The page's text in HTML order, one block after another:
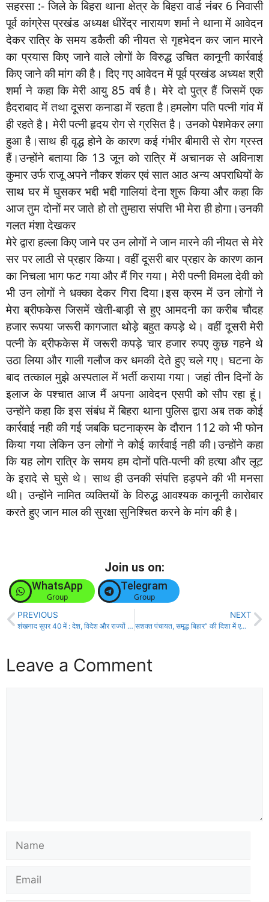
सहरसा :- जिले के बिहरा थाना क्षेत्र के बिहरा वार्ड नंबर 6 निवासी
पूर्व कांग्रेस प्रखंड अध्यक्ष धीरेंद्र नारायण शर्मा ने थाना में आवेदन
देकर रात्रि के समय डकैती की नीयत से गृहभेदन कर जान मारने
का प्रयास किए जाने वाले लोगों के विरुद्ध उचित कानूनी कार्रवाई
किए जाने की मांग की है। दिए गए आवेदन में पूर्व प्रखंड अध्यक्ष श्री
शर्मा ने कहा कि मेरी आयु 85 वर्ष है। मेरे दो पुत्र हैं जिसमें एक
हैदराबाद में तथा दूसरा कनाडा में रहता है।हमलोग पति पत्नी गांव में
ही रहते है। मेरी पत्नी हृदय रोग से ग्रसित है। उनको पेशमेकर लगा
हुआ है।साथ ही वृद्ध होने के कारण कई गंभीर बीमारी से रोग ग्रस्त
हैं।उन्होंने बताया कि 13 जून को रात्रि में अचानक से अविनाश
कुमार उर्फ राजू अपने नौकर शंकर एवं सात आठ अन्य अपराधियों के
साथ घर में घुसकर भद्दी भद्दी गालियां देना शुरू किया और कहा कि
आज तुम दोनों मर जाते हो तो तुम्हारा संपत्ति भी मेरा ही होगा।उनकी
गलत मंशा देखकर
मेरे द्वारा हल्ला किए जाने पर उन लोगों ने जान मारने की नीयत से मेरे
सर पर लाठी से प्रहार किया। वहीं दूसरी बार प्रहार के कारण कान
का निचला भाग फट गया और मैं गिर गया। मेरी पत्नी विमला देवी को
भी उन लोगों ने धक्का देकर गिरा दिया।इस क्रम में उन लोगों ने
मेरा ब्रीफकेस जिसमें खेती-बाड़ी से हुए आमदनी का करीब चौदह
हजार रूपया जरूरी कागजात थोड़े बहुत कपड़े थे। वहीं दूसरी मेरी
पत्नी के ब्रीफकेस में जरूरी कपड़े चार हजार रुपए कुछ गहने थे
उठा लिया और गाली गलौज कर धमकी देते हुए चले गए। घटना के
बाद तत्काल मुझे अस्पताल में भर्ती कराया गया। जहां तीन दिनों के
इलाज के पश्चात आज मैं अपना आवेदन एसपी को सौप रहा हूं।
उन्होंने कहा कि इस संबंध में बिहरा थाना पुलिस द्वारा अब तक कोई
कार्रवाई नही की गई जबकि घटनाक्रम के दौरान 112 को भी फोन
किया गया लेकिन उन लोगों ने कोई कार्रवाई नही की।उन्होंने कहा
कि यह लोग रात्रि के समय हम दोनों पति-पत्नी की हत्या और लूट
के इरादे से घुसे थे। साथ ही उनकी संपत्ति हड़पने की भी मनसा
थी। उन्होंने नामित व्यक्तियों के विरुद्ध आवश्यक कानूनी कारोबार
करते हुए जान माल की सुरक्षा सुनिश्चित करने के मांग की है।
Join us on:
WhatsApp
Group
Telegram
Group
PREVIOUS
शंखनाद सुपर 40 में : देश, विदेश और राज्यों से आज की 40 बड़ी खबरें!
NEXT
सशक्त पंचायत, समृद्ध बिहार” की दिशा में एक सार्थक प्रयास कार्यक्रम आयोजित
Leave a Comment